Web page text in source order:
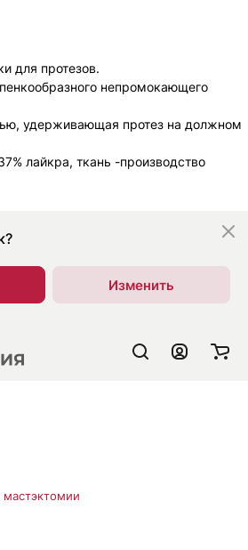
для протезов.
непромокающего
удерживающая протез на должном
лайкра, ткань -производство
Изменить